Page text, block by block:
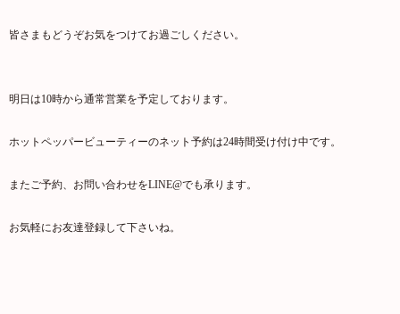
皆さまもどうぞお気をつけてお過ごしください。
明日は10時から通常営業を予定しております。
ホットペッパービューティーのネット予約は24時間受け付け中です。
またご予約、お問い合わせをLINE@でも承ります。
お気軽にお友達登録して下さいね。